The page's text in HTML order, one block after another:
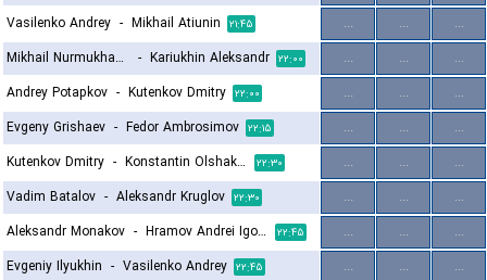
Vasilenko Andrey - Mikhail Atiunin ۲۱:۴۵ ... ...
...
Mikhail Nurmukhamedov
- Kariukhin Aleksandr ۲۲:۰۰ ... ...
...
Andrey Potapkov - Kutenkov Dmitry ۲۲:۰۰ ... ...
...
Evgeny Grishaev - Fedor Ambrosimov ۲۲:۱۵ ... ...
...
Kutenkov Dmitry - Konstantin Olshakov ۲۲:۳۰ ... ...
...
Vadim Batalov - Aleksandr Kruglov ۲۲:۳۰ ... ...
...
Aleksandr Monakov - Hramov Andrei Igorevich ۲۲:۴۵ ... ...
...
Evgeniy Ilyukhin - Vasilenko Andrey ۲۲:۴۵ ... ...
...